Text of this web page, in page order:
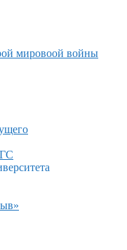
мировоой войны